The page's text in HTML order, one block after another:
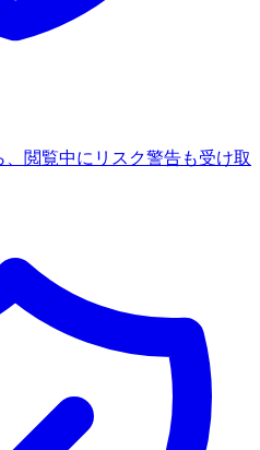
閲覧中にリスク警告も受け取